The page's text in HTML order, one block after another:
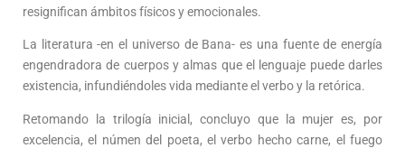
resignifican ámbitos físicos y emocionales.
La literatura -en el universo de Bana- es una fuente de energía
engendradora de cuerpos y almas que el lenguaje puede darles
existencia, infundiéndoles vida mediante el verbo y la retórica.
Retomando la trilogía inicial, concluyo que la mujer es, por
excelencia, el númen del poeta, el verbo hecho carne, el fuego